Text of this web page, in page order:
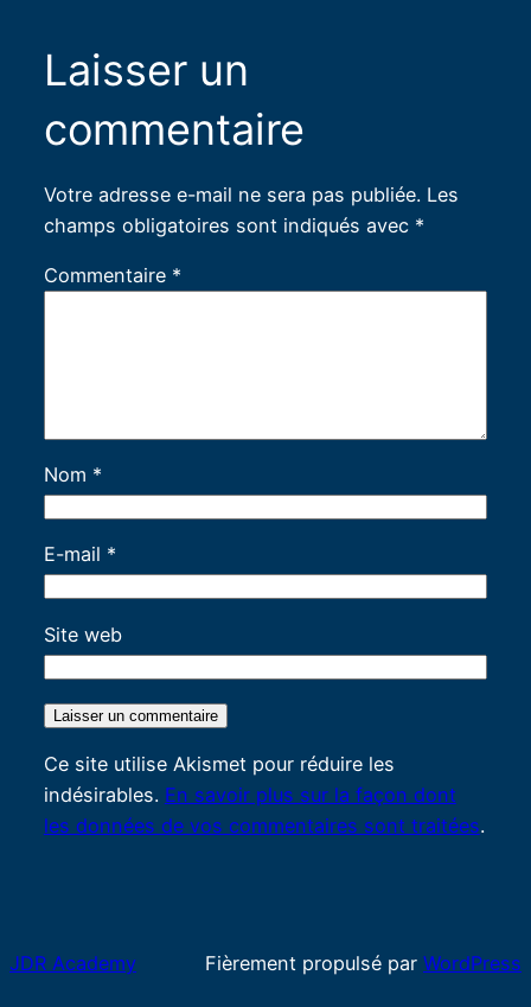
Laisser un
commentaire
Votre adresse e-mail ne sera pas publiée. Les
champs obligatoires sont indiqués avec *
Commentaire *
Nom *
E-mail *
Site web
Ce site utilise Akismet pour réduire les
indésirables. En savoir plus sur la façon dont
les données de vos commentaires sont traitées.
JDR Academy Fièrement propulsé par WordPress